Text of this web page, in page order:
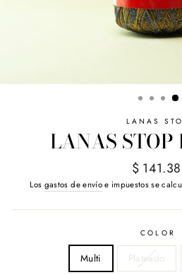
LANAS
LANAS
Precio
habitual
$ 141.38
Los gastos de envíoe impuestos se
COLOR
Multi Plateado